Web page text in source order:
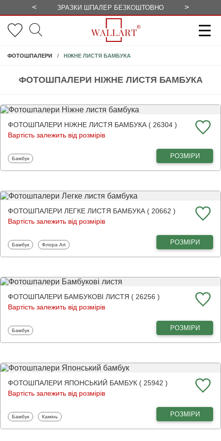
< ЗРАЗКИ ШПАЛЕР БЕЗКОШТОВНО >
ФОТОШПАЛЕРИ НІЖНЕ ЛИСТЯ БАМБУКА
ФОТОШПАЛЕРИ НІЖНЕ ЛИСТЯ БАМБУКА
ФОТОШПАЛЕРИ НІЖНЕ ЛИСТЯ БАМБУКА ( 26304 )
Вартість залежить від розмірів
Фотошпалери
Бамбук РОЗМІРИ
ФОТОШПАЛЕРИ ЛЕГКЕ ЛИСТЯ БАМБУКА ( 20662 )
Вартість залежить від розмірів
Фотошпалери
Бамбук Фотошпалери
Флора Art РОЗМІРИ
ФОТОШПАЛЕРИ БАМБУКОВІ ЛИСТЯ ( 26256 )
Вартість залежить від розмірів
Фотошпалери
Бамбук РОЗМІРИ
ФОТОШПАЛЕРИ ЯПОНСЬКИЙ БАМБУК ( 25942 )
Вартість залежить від розмірів
Фотошпалери
Бамбук Фотошпалери
Камінь РОЗМІРИ